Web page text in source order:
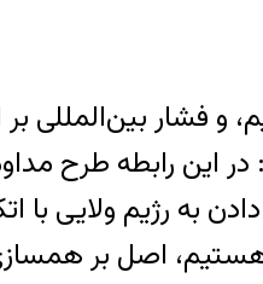
و فشار بین‌المللی
این رابطه طرح
به رژیم ولایی با
اصل بر